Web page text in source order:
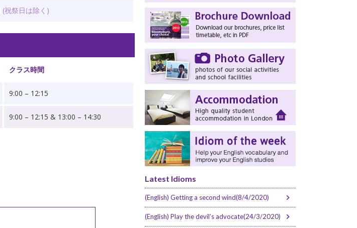
(祝祭日は除く)
クラス時間
9:00 – 12:15
9:00 – 12:15 & 13:00 – 14:30
Latest Idioms
(English) Getting a second wind(8/4/2020)
(English) Play the devil’s advocate(24/3/2020)